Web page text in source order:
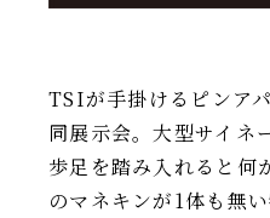
採用情報
お問い合わせ
TSIが手掛けるピンア
同展示会。大型サイネ
歩足を踏み入れると何
のマネキンが1体も無